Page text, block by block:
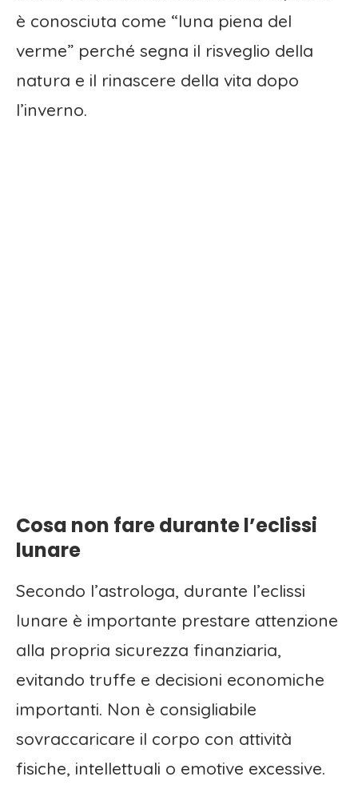
è conosciuta come “luna piena del
verme” perché segna il risveglio della
natura e il rinascere della vita dopo
l’inverno.
Cosa non fare durante l’eclissi
lunare
Secondo l’astrologa, durante l’eclissi
lunare è importante prestare attenzione
alla propria sicurezza finanziaria,
evitando truffe e decisioni economiche
importanti. Non è consigliabile
sovraccaricare il corpo con attività
fisiche, intellettuali o emotive excessive.